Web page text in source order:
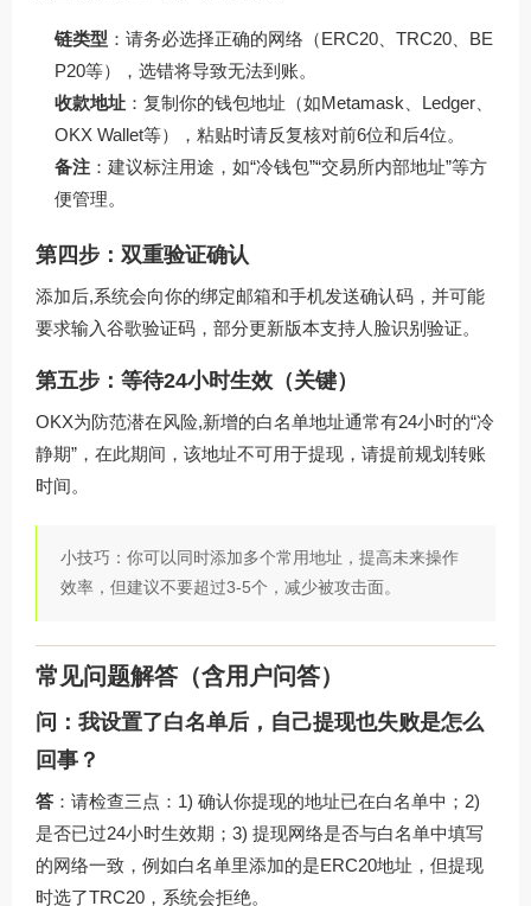
链类型 ：请务必选择正确的网络（ERC20、TRC20、BE
P20等），选错将导致无法到账。
收款地址 ：复制你的钱包地址（如Metamask、Ledger、
OKX Wallet等），粘贴时请反复核对前6位和后4位。
备注 ：建议标注用途，如“冷钱包”“交易所内部地址”等方
便管理。
第四步：双重验证确认
添加后,系统会向你的绑定邮箱和手机发送确认码，并可能
要求输入谷歌验证码，部分更新版本支持人脸识别验证。
第五步：等待24小时生效（关键）
OKX为防范潜在风险,新增的白名单地址通常有24小时的“冷
静期”，在此期间，该地址不可用于提现，请提前规划转账
时间。
小技巧：你可以同时添加多个常用地址，提高未来操作
效率，但建议不要超过3-5个，减少被攻击面。
常见问题解答（含用户问答）
问：我设置了白名单后，自己提现也失败是怎么
回事？
答 ：请检查三点：1) 确认你提现的地址已在白名单中；2)
是否已过24小时生效期；3) 提现网络是否与白名单中填写
的网络一致，例如白名单里添加的是ERC20地址，但提现
时选了TRC20，系统会拒绝。